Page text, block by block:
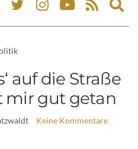
auf die Straße
mir gut getan
Keine Kommentare